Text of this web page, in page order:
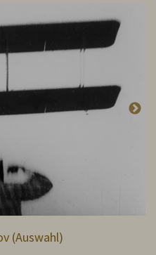
(Auswahl)